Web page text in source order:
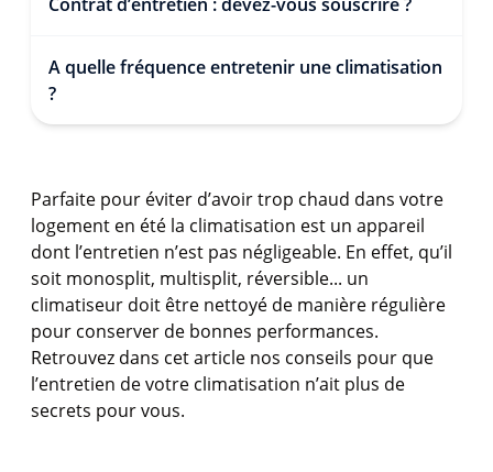
A quelle fréquence entretenir une climatisation
?
Parfaite pour éviter d’avoir trop chaud dans votre
logement en été la climatisation est un appareil
dont l’entretien n’est pas négligeable. En effet, qu’il
soit monosplit, multisplit, réversible... un
climatiseur doit être nettoyé de manière régulière
pour conserver de bonnes performances.
Retrouvez dans cet article nos conseils pour que
l’entretien de votre climatisation n’ait plus de
secrets pour vous.